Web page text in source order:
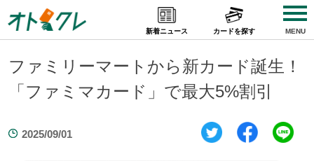
to
content
新着ニュース カードを探す MENU
ファミリーマートから新カード誕生！
「ファミマカード」で最大5%割引
2025/09/01